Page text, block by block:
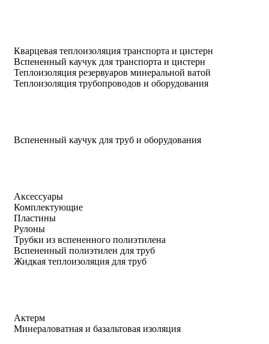
Кварцевая теплоизоляция транспорта и цистерн
Вспененный каучук для транспорта и цистерн
Теплоизоляция резервуаров минеральной ватой
Теплоизоляция трубопроводов и оборудования
Вспененный каучук для труб и оборудования
Аксессуары
Комплектующие
Пластины
Рулоны
Трубки из вспененного полиэтилена
Вспененный полиэтилен для труб
Жидкая теплоизоляция для труб
Актерм
Минераловатная и базальтовая изоляция